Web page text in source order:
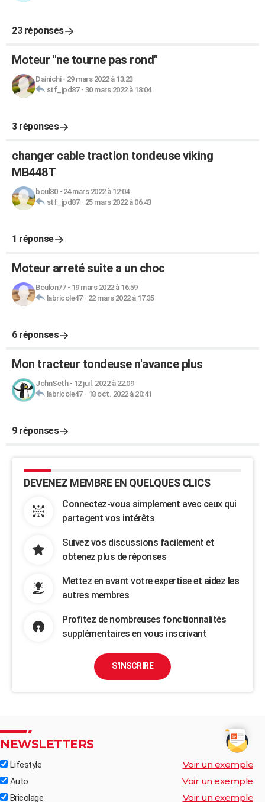
23 réponses
Moteur "ne tourne pas rond"
Dainichi- 29 mars 2022 à 13:23
stf_jpd87- 30 mars 2022 à 18:04
3 réponses
changer cable traction tondeuse viking
MB448T
boul80- 24 mars 2022 à 12:04
stf_jpd87- 25 mars 2022 à 06:43
1 réponse
Moteur arreté suite a un choc
Boulon77- 19 mars 2022 à 16:59
labricole47- 22 mars 2022 à 17:35
6 réponses
Mon tracteur tondeuse n'avance plus
JohnSeth- 12 juil. 2022 à 22:09
labricole47- 18 oct. 2022 à 20:41
9 réponses
DEVENEZ MEMBRE EN QUELQUES CLICS
Connectez-vous simplement avec ceux qui
partagent vos intérêts
Suivez vos discussions facilement et
obtenez plus de réponses
Mettez en avant votre expertise et aidez les
autres membres
Profitez de nombreuses fonctionnalités
supplémentaires en vous inscrivant
S'INSCRIRE
NEWSLETTERS
Lifestyle Voir un exemple
Auto Voir un exemple
Bricolage Voir un exemple